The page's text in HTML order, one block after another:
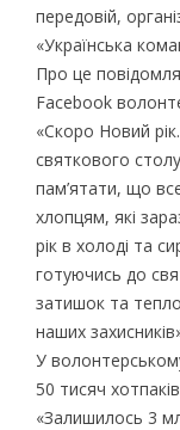
передовій,
«Українська
Про це
Facebook
«Скоро Новий
святкового
пам’ятати, що
хлопцям, які
рік в холоді та
готуючись до
затишок та
наших
У
50 тисяч
«Залишилось 3